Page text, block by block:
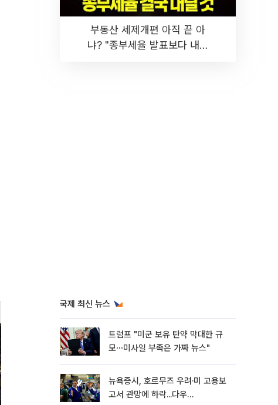
부동산 세제개편 아직 끝 아
냐? "종부세율 발표보다 내릴
국제 최신 뉴스
트럼프 "미군 보유 탄약 막대한 규
모⋯미사일 부족은 가짜 뉴스"
뉴욕증시, 호르무즈 우려·미 고용보
고서 관망에 하락...다우